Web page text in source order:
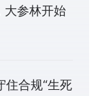
大参林开始
住合规“生死